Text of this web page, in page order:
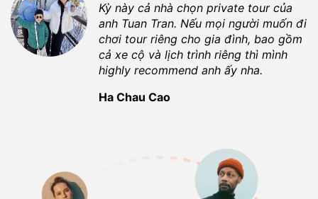
Kỳ này cả nhà chọn private tour của
anh Tuan Tran. Nếu mọi người muốn đi
chơi tour riêng cho gia đình, bao gồm
cả xe cộ và lịch trình riêng thì mình
highly recommend anh ấy nha.
Ha Chau Cao